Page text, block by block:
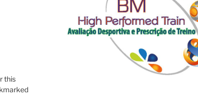
this